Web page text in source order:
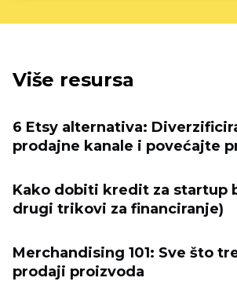
Više resursa
6 Etsy alternativa:
prodajne kanale i povećajte
Kako dobiti kredit za startup
drugi trikovi za financiranje)
Merchandising 101: Sve što
prodaji proizvoda